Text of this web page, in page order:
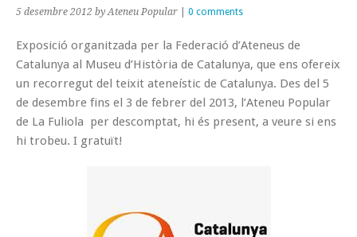
5 desembre 2012 by Ateneu Popular 0 comments
Exposició organitzada per la Federació d’Ateneus de
Catalunya al Museu d’Història de Catalunya, que ens ofereix
un recorregut del teixit ateneístic de Catalunya. Des del 5
de desembre fins el 3 de febrer del 2013, l’Ateneu Popular
de La Fuliola per descomptat, hi és present, a veure si ens
hi trobeu. I gratuït!